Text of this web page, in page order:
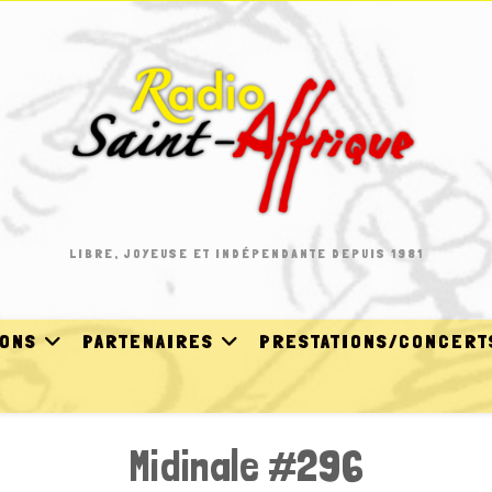
LIBRE, JOYEUSE ET INDÉPENDANTE DEPUIS 1981
PARTENAIRES PRESTATIONS/
Midinale #296